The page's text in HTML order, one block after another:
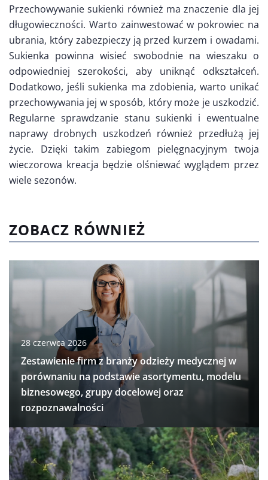
Przechowywanie sukienki również ma znaczenie dla jej
długowieczności. Warto zainwestować w pokrowiec na
ubrania, który zabezpieczy ją przed kurzem i owadami.
Sukienka powinna wisieć swobodnie na wieszaku o
odpowiedniej szerokości, aby uniknąć odkształceń.
Dodatkowo, jeśli sukienka ma zdobienia, warto unikać
przechowywania jej w sposób, który może je uszkodzić.
Regularne sprawdzanie stanu sukienki i ewentualne
naprawy drobnych uszkodzeń również przedłużą jej
życie. Dzięki takim zabiegom pielęgnacyjnym twoja
wieczorowa kreacja będzie olśniewać wyglądem przez
wiele sezonów.
ZOBACZ RÓWNIEŻ
28 czerwca 2026
Zestawienie firm z branży odzieży medycznej w
porównaniu na podstawie asortymentu, modelu
biznesowego, grupy docelowej oraz
rozpoznawalności